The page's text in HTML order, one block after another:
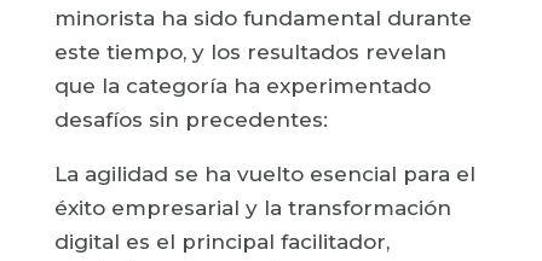
minorista ha sido fundamental durante
este tiempo, y los resultados revelan
que la categoría ha experimentado
desafíos sin precedentes:
La agilidad se ha vuelto esencial para el
éxito empresarial y la transformación
digital es el principal facilitador,